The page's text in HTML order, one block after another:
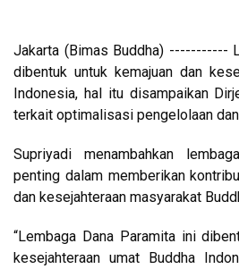
Jakarta (Bimas Buddha) -----------
dibentuk untuk kemajuan dan
Indonesia, hal itu disampaikan
terkait optimalisasi pengelolaan
Supriyadi menambahkan
penting dalam memberikan
dan kesejahteraan masyarakat
“Lembaga Dana Paramita ini
kesejahteraan umat Buddha